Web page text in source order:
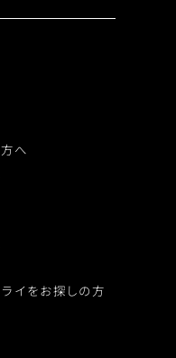
へ
イをお探しの方